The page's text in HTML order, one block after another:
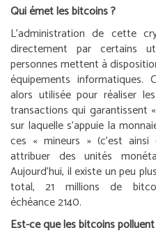
Qui émet les bitcoins ?
L’administration de cette
directement par certains
personnes mettent à
équipements
alors utilisée pour réaliser
transactions qui garantissent
sur laquelle s’appuie la
ces « mineurs » (c’est
attribuer des unités
Aujourd’hui, il existe un peu
total, 21 millions de
échéance 2140.
Est-ce que les bitcoins